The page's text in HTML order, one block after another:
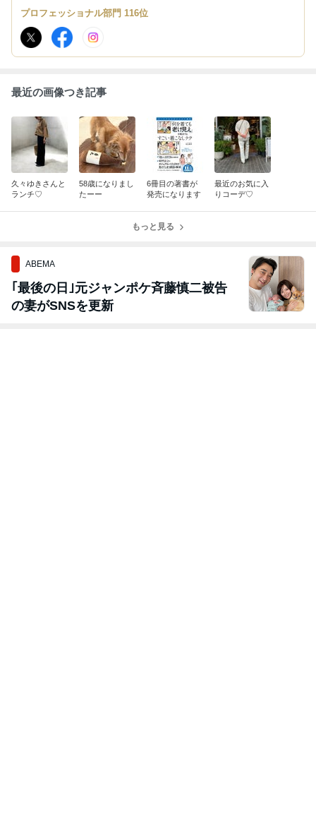
主役は１つ」(共に KADOKAWA) ファッション講座を定期開催し
ています
プロフェッショナル部門 116位
最近の画像つき記事
久々ゆきさんと
ランチ♡
58歳になりまし
たーー
6冊目の著書が
発売になります
最近のお気に入
りコーデ♡
もっと見る
ABEMA
｢最後の日｣元ジャンポケ斉藤慎二被告
の妻がSNSを更新